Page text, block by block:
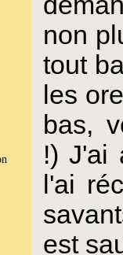
non
tout
les
bas,
!) J'ai
l'ai
est